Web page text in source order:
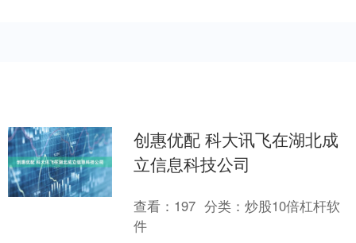
创惠优配 科大讯飞在湖北成
立信息科技公司
查看： 197 分类：炒股10倍杠杆软
件